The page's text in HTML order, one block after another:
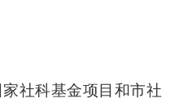
社科基金项目和市社